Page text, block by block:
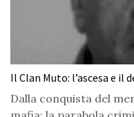
Il Clan Muto: l’ascesa e il
Dalla conquista del